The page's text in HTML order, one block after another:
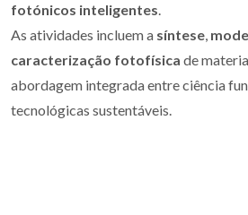
fotónicos inteligentes.
As atividades incluem a síntese,
caracterização fotofísica de
abordagem integrada entre ciência
tecnológicas sustentáveis.